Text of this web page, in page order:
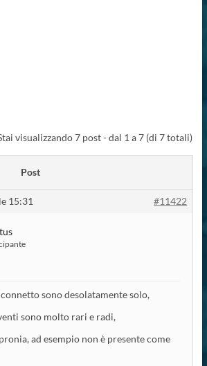
visualizzando 7 post - dal 1 a 7 (di 7 totali)
Post
15:31 #11422
sono desolatamente solo,
sono molto rari e radi,
ad esempio non è presente come